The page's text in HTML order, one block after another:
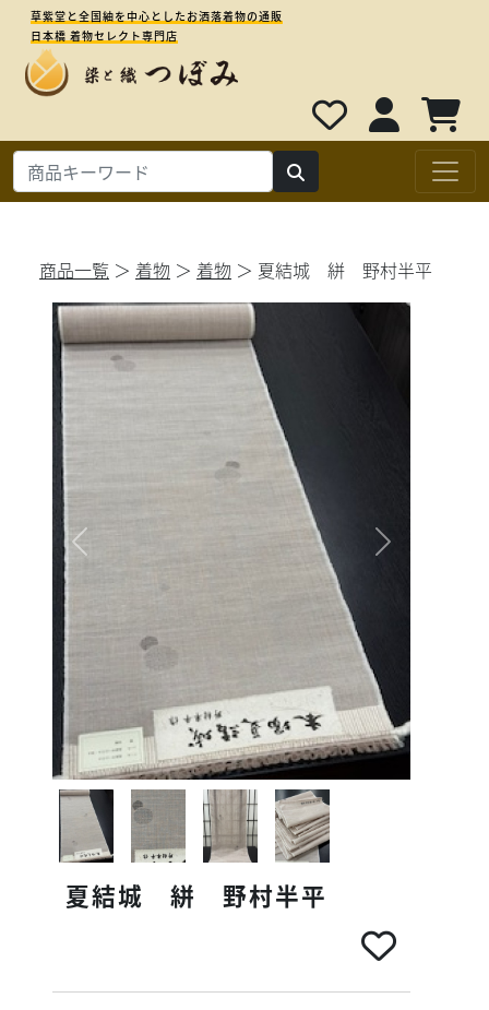
草紫堂と全国紬を中心としたお洒落着物の通販
日本橋 着物セレクト専門店
商品一覧 ＞ 着物 ＞ 着物 ＞ 夏結城 絣 野村半平
Next
夏結城 絣 野村半平